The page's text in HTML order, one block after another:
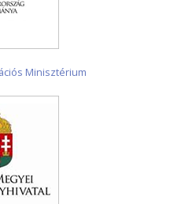
Minisztérium